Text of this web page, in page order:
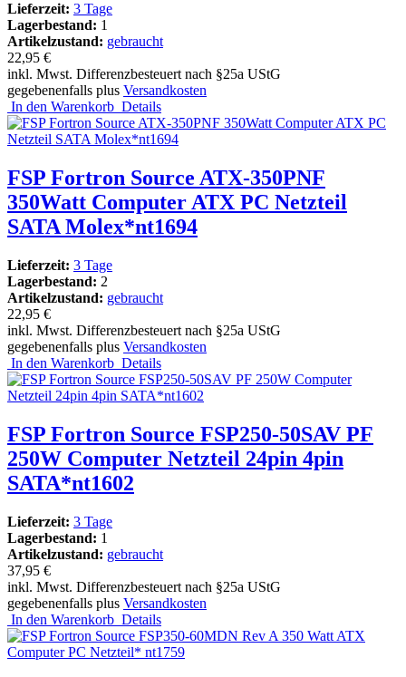
Lieferzeit: 3 Tage
Lagerbestand: 1
Artikelzustand: gebraucht
22,95 €
inkl. Mwst. Differenzbesteuert nach §25a UStG
gegebenenfalls plus Versandkosten
In den Warenkorb Details
FSP Fortron Source ATX-350PNF
350Watt Computer ATX PC Netzteil
SATA Molex*nt1694
Lieferzeit: 3 Tage
Lagerbestand: 2
Artikelzustand: gebraucht
22,95 €
inkl. Mwst. Differenzbesteuert nach §25a UStG
gegebenenfalls plus Versandkosten
In den Warenkorb Details
FSP Fortron Source FSP250-50SAV PF
250W Computer Netzteil 24pin 4pin
SATA*nt1602
Lieferzeit: 3 Tage
Lagerbestand: 1
Artikelzustand: gebraucht
37,95 €
inkl. Mwst. Differenzbesteuert nach §25a UStG
gegebenenfalls plus Versandkosten
In den Warenkorb Details